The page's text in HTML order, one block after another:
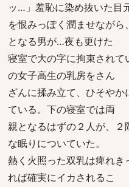
ッ…」羞恥に染め抜いた目
を恨みっぽく潤ませなが
となる男が…夜も更けた
寝室で大の字に拘束され
の女子高生の乳房をさん
ざんに揉み立て、ひそや
ている。下の寝室では両
親となるはずの２人が、
な眠りについていた。
熱く火照った双乳は痺れ
れば確実にイカされるこ